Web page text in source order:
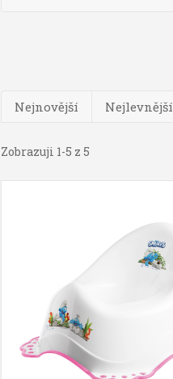
Nejnovější Nejlevnější
Zobrazuji 1-5 z 5